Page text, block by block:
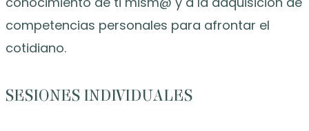
competencias personales para afrontar el
cotidiano.
SESIONES INDIVIDUALES